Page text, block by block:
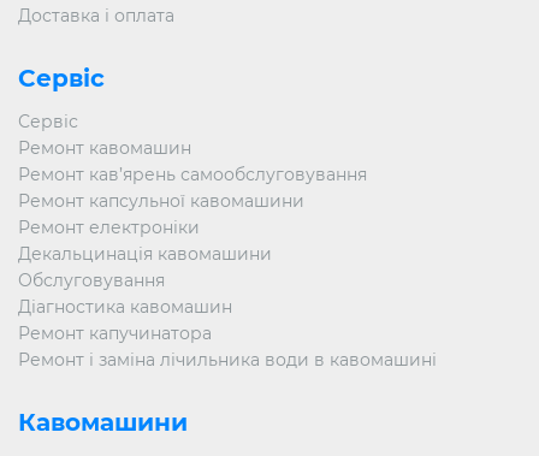
Доставка і оплата
Сервіс
Сервіс
Ремонт кавомашин
Ремонт кав’ярень самообслуговування
Ремонт капсульної кавомашини
Ремонт електроніки
Декальцинація кавомашини
Обслуговування
Діагностика кавомашин
Ремонт капучинатора
Ремонт і заміна лічильника води в кавомашині
Кавомашини